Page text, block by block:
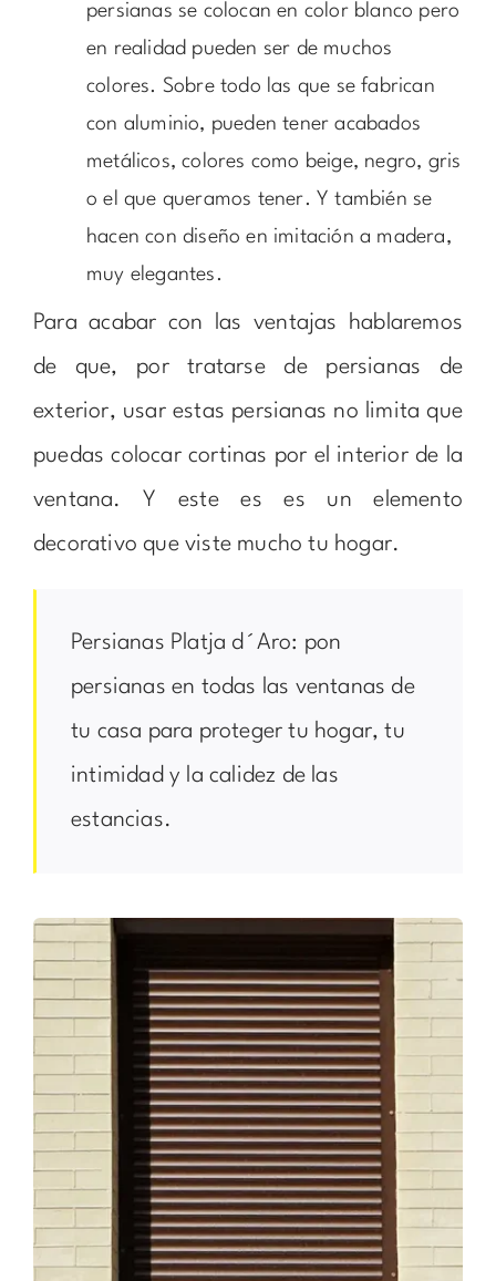
persianas se colocan en color blanco pero
en realidad pueden ser de muchos
colores. Sobre todo las que se fabrican
con aluminio, pueden tener acabados
metálicos, colores como beige, negro, gris
o el que queramos tener. Y también se
hacen con diseño en imitación a madera,
muy elegantes.
Para acabar con las ventajas hablaremos
de que, por tratarse de persianas de
exterior, usar estas persianas no limita que
puedas colocar cortinas por el interior de la
ventana. Y este es es un elemento
decorativo que viste mucho tu hogar.
Persianas Platja d´Aro: pon
persianas en todas las ventanas de
tu casa para proteger tu hogar, tu
intimidad y la calidez de las
estancias.